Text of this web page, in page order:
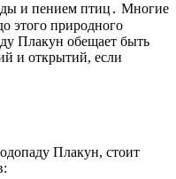
и пением птиц․ Многие
этого природного
Плакун обещает быть
и открытий, если
Плакун, стоит